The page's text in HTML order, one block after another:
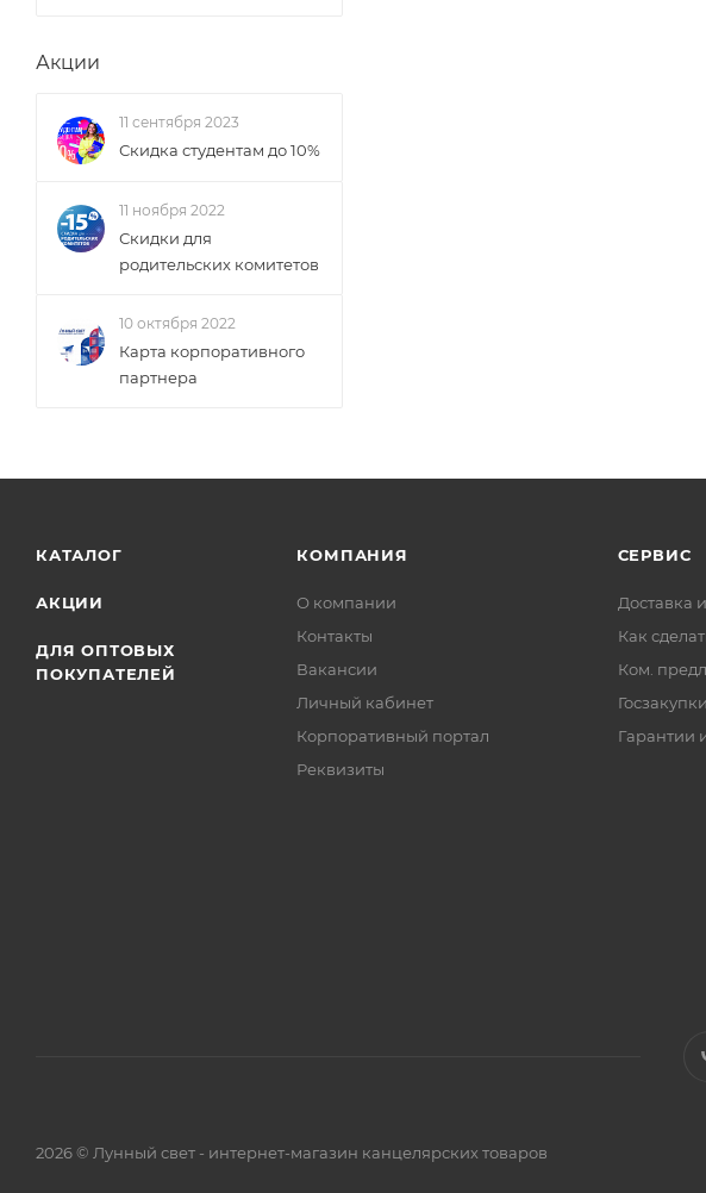
Акции
11 сентября 2023
Скидка студентам до 10%
11 ноября 2022
Скидки для
родительских комитетов
10 октября 2022
Карта корпоративного
партнера
КАТАЛОГ
АКЦИИ
ДЛЯ ОПТОВЫХ
ПОКУПАТЕЛЕЙ
КОМПАНИЯ
О компании
Контакты
Вакансии
Личный кабинет
Корпоративный портал
Реквизиты
СЕРВИС
Доставка
Как
Ком.
Госзакупки
Гарантии
2026 © Лунный свет - интернет-магазин канцелярских товаров